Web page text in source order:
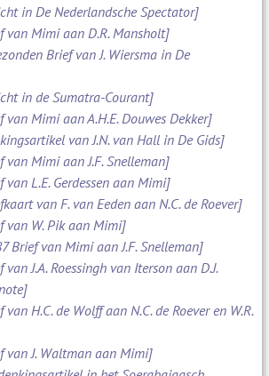
in De Nederlandsche Spectator]
van Mimi aan D.R. Mansholt]
Brief van J. Wiersma in De
in de Sumatra-Courant]
Mimi aan A.H.E. Douwes Dekker]
van J.N. van Hall in De Gids]
Mimi aan J.F. Snelleman]
L.E. Gerdessen aan Mimi]
van F. van Eeden aan N.C. de Roever]
van W. Pik aan Mimi]
Brief van Mimi aan J.F. Snelleman]
J.A. Roessingh van Iterson aan D.J.
H.C. de Wolff aan N.C. de Roever en W.R.
van J. Waltman aan Mimi]